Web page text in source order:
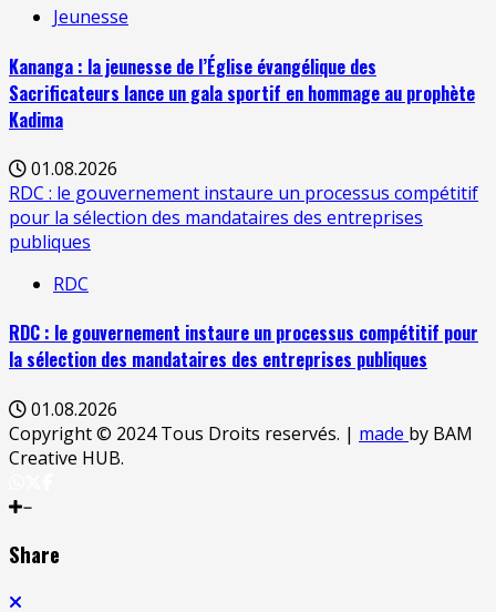
Jeunesse
Kananga : la jeunesse de l’Église évangélique des
Sacrificateurs lance un gala sportif en hommage au prophète
Kadima
01.08.2026
RDC : le gouvernement instaure un processus compétitif
pour la sélection des mandataires des entreprises
publiques
RDC
RDC : le gouvernement instaure un processus compétitif pour
la sélection des mandataires des entreprises publiques
01.08.2026
Copyright © 2024 Tous Droits reservés. | made by BAM
Creative HUB.
Share